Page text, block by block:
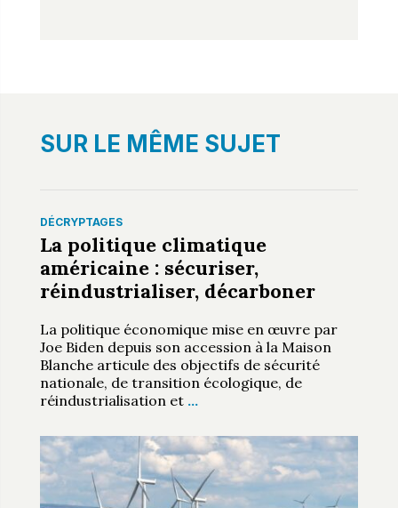
SUR LE MÊME SUJET
DÉCRYPTAGES
La politique climatique
américaine : sécuriser,
réindustrialiser, décarboner
La politique économique mise en œuvre par
Joe Biden depuis son accession à la Maison
Blanche articule des objectifs de sécurité
nationale, de transition écologique, de
réindustrialisation et …